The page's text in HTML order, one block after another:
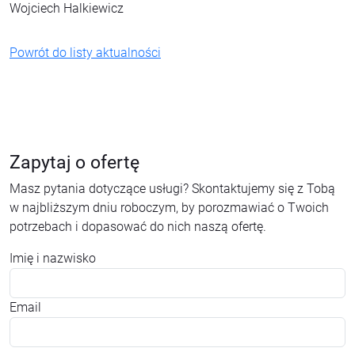
Wojciech Halkiewicz
Powrót do listy aktualności
Zapytaj o ofertę
Masz pytania dotyczące usługi? Skontaktujemy się z Tobą
w najbliższym dniu roboczym, by porozmawiać o Twoich
potrzebach i dopasować do nich naszą ofertę.
Imię i nazwisko
Email